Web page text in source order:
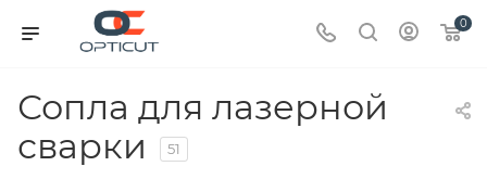
0
Сопла для лазерной
сварки
51